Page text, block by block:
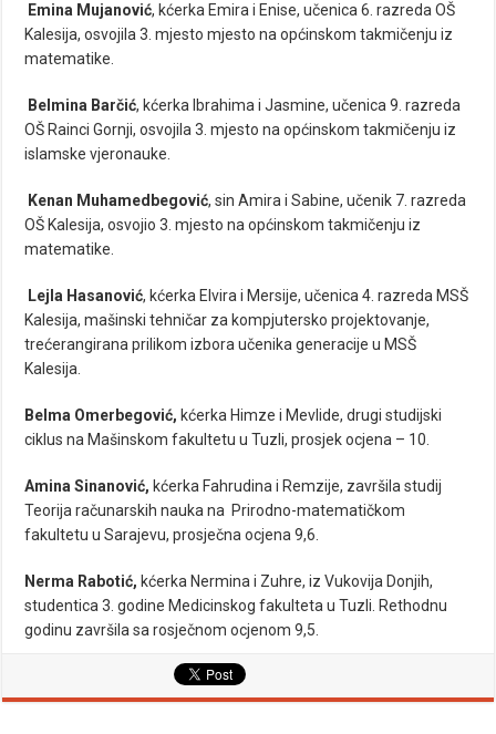
Emina Mujanović, kćerka Emira i Enise, učenica 6. razreda OŠ
Kalesija, osvojila 3. mjesto mjesto na općinskom takmičenju iz
matematike.
Belmina Barčić, kćerka Ibrahima i Jasmine, učenica 9. razreda
OŠ Rainci Gornji, osvojila 3. mjesto na općinskom takmičenju iz
islamske vjeronauke.
Kenan Muhamedbegović, sin Amira i Sabine, učenik 7. razreda
OŠ Kalesija, osvojio 3. mjesto na općinskom takmičenju iz
matematike.
Lejla Hasanović, kćerka Elvira i Mersije, učenica 4. razreda MSŠ
Kalesija, mašinski tehničar za kompjutersko projektovanje,
trećerangirana prilikom izbora učenika generacije u MSŠ
Kalesija.
Belma Omerbegović, kćerka Himze i Mevlide, drugi studijski
ciklus na Mašinskom fakultetu u Tuzli, prosjek ocjena – 10.
Amina Sinanović, kćerka Fahrudina i Remzije, završila studij
Teorija računarskih nauka na Prirodno-matematičkom
fakultetu u Sarajevu, prosječna ocjena 9,6.
Nerma Rabotić, kćerka Nermina i Zuhre, iz Vukovija Donjih,
studentica 3. godine Medicinskog fakulteta u Tuzli. Rethodnu
godinu završila sa rosječnom ocjenom 9,5.